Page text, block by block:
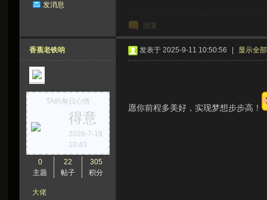
发消息
回复
香蕉老铁呐
TA的每日心情
得意
2026-7-19
10:43
0
主题
22
帖子
305
积分
大佬
发表于 2025-9-11 10:50:56 显示全
愿你前程多美好，实现梦想步步高！